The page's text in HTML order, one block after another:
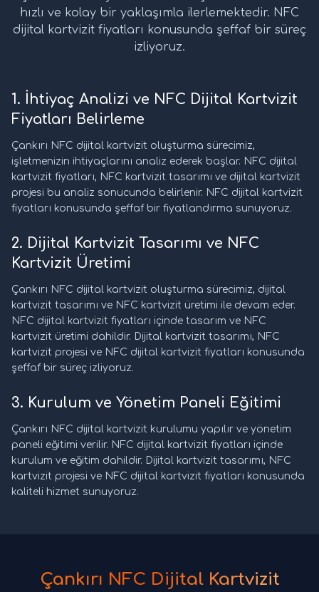
hızlı ve kolay bir yaklaşımla ilerlemektedir. NFC
dijital kartvizit fiyatları konusunda şeffaf bir süreç
izliyoruz.
1. İhtiyaç Analizi ve NFC Dijital Kartvizit
Fiyatları Belirleme
Çankırı NFC dijital kartvizit oluşturma sürecimiz,
işletmenizin ihtiyaçlarını analiz ederek başlar. NFC dijital
kartvizit fiyatları, NFC kartvizit tasarımı ve dijital kartvizit
projesi bu analiz sonucunda belirlenir. NFC dijital kartvizit
fiyatları konusunda şeffaf bir fiyatlandırma sunuyoruz.
2. Dijital Kartvizit Tasarımı ve NFC
Kartvizit Üretimi
Çankırı NFC dijital kartvizit oluşturma sürecimiz, dijital
kartvizit tasarımı ve NFC kartvizit üretimi ile devam eder.
NFC dijital kartvizit fiyatları içinde tasarım ve NFC
kartvizit üretimi dahildir. Dijital kartvizit tasarımı, NFC
kartvizit projesi ve NFC dijital kartvizit fiyatları konusunda
şeffaf bir süreç izliyoruz.
3. Kurulum ve Yönetim Paneli Eğitimi
Çankırı NFC dijital kartvizit kurulumu yapılır ve yönetim
paneli eğitimi verilir. NFC dijital kartvizit fiyatları içinde
kurulum ve eğitim dahildir. Dijital kartvizit tasarımı, NFC
kartvizit projesi ve NFC dijital kartvizit fiyatları konusunda
kaliteli hizmet sunuyoruz.
Çankırı NFC Dijital Kartvizit